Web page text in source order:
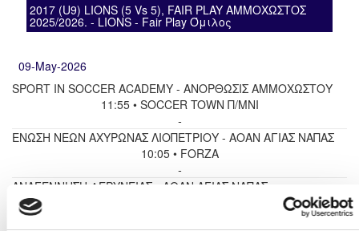
2017 (U9) LIONS (5 Vs 5), FAIR PLAY ΑΜΜΟΧΩΣΤΟΣ
2025/2026. - LIONS - Fair Play Όμιλος
09-May-2026
SPORT IN SOCCER ACADEMY - ΑΝΟΡΘΩΣΙΣ ΑΜΜΟΧΩΣΤΟΥ
11:55 • SOCCER TOWN Π/ΜΝΙ
-
ΕΝΩΣΗ ΝΕΩΝ ΑΧΥΡΩΝΑΣ ΛΙΟΠΕΤΡΙΟΥ - ΑΟΑΝ ΑΓΙΑΣ ΝΑΠΑΣ
10:05 • FORZA
-
ΑΝΑΓΕΝΝΗΣΗ ΔΕΡΥΝΕΙΑΣ - ΑΟΑΝ ΑΓΙΑΣ ΝΑΠΑΣ